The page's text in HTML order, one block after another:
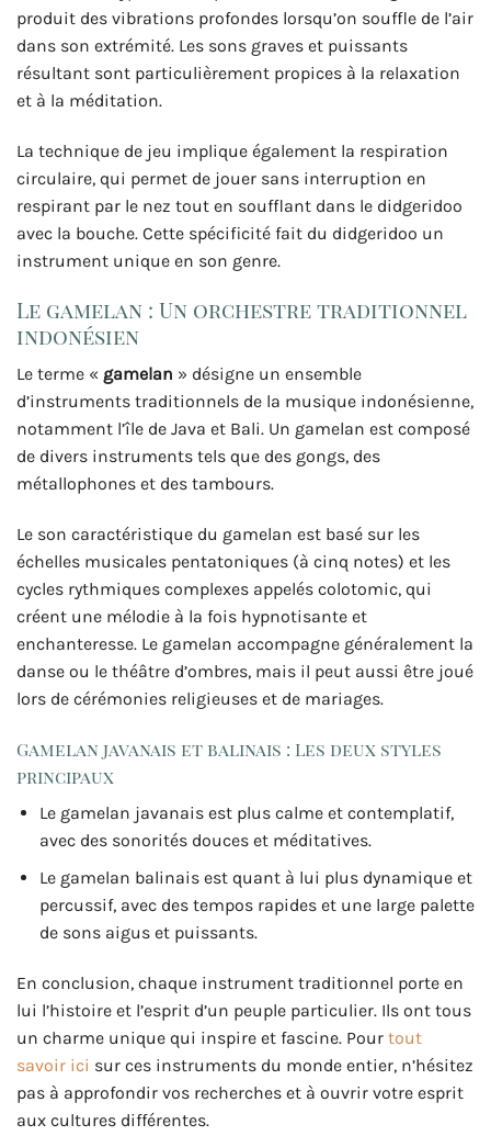
produit des vibrations profondes lorsqu’on souffle de l’air
dans son extrémité. Les sons graves et puissants
résultant sont particulièrement propices à la relaxation
et à la méditation.
La technique de jeu implique également la respiration
circulaire, qui permet de jouer sans interruption en
respirant par le nez tout en soufflant dans le didgeridoo
avec la bouche. Cette spécificité fait du didgeridoo un
instrument unique en son genre.
Le gamelan : Un orchestre traditionnel
indonésien
Le terme « gamelan » désigne un ensemble
d’instruments traditionnels de la musique indonésienne,
notamment l’île de Java et Bali. Un gamelan est composé
de divers instruments tels que des gongs, des
métallophones et des tambours.
Le son caractéristique du gamelan est basé sur les
échelles musicales pentatoniques (à cinq notes) et les
cycles rythmiques complexes appelés colotomic, qui
créent une mélodie à la fois hypnotisante et
enchanteresse. Le gamelan accompagne généralement la
danse ou le théâtre d’ombres, mais il peut aussi être joué
lors de cérémonies religieuses et de mariages.
Gamelan javanais et balinais : Les deux styles
principaux
Le gamelan javanais est plus calme et contemplatif,
avec des sonorités douces et méditatives.
Le gamelan balinais est quant à lui plus dynamique et
percussif, avec des tempos rapides et une large palette
de sons aigus et puissants.
En conclusion, chaque instrument traditionnel porte en
lui l’histoire et l’esprit d’un peuple particulier. Ils ont tous
un charme unique qui inspire et fascine. Pour tout
savoir ici sur ces instruments du monde entier, n’hésitez
pas à approfondir vos recherches et à ouvrir votre esprit
aux cultures différentes.